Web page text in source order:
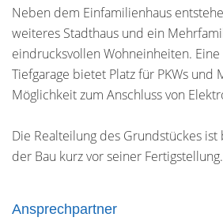
Neben dem Einfamilienhaus
weiteres Stadthaus und ein
eindrucksvollen Wohneinheiten.
Tiefgarage bietet Platz für PKWs
Möglichkeit zum Anschluss von
Die Realteilung des Grundstückes
der Bau kurz vor seiner Fertigstellung.
Ansprechpartner